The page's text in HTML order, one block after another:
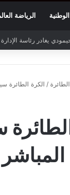
الرياضة
التونسي يحتجّ على
/ الكرة الطائرة